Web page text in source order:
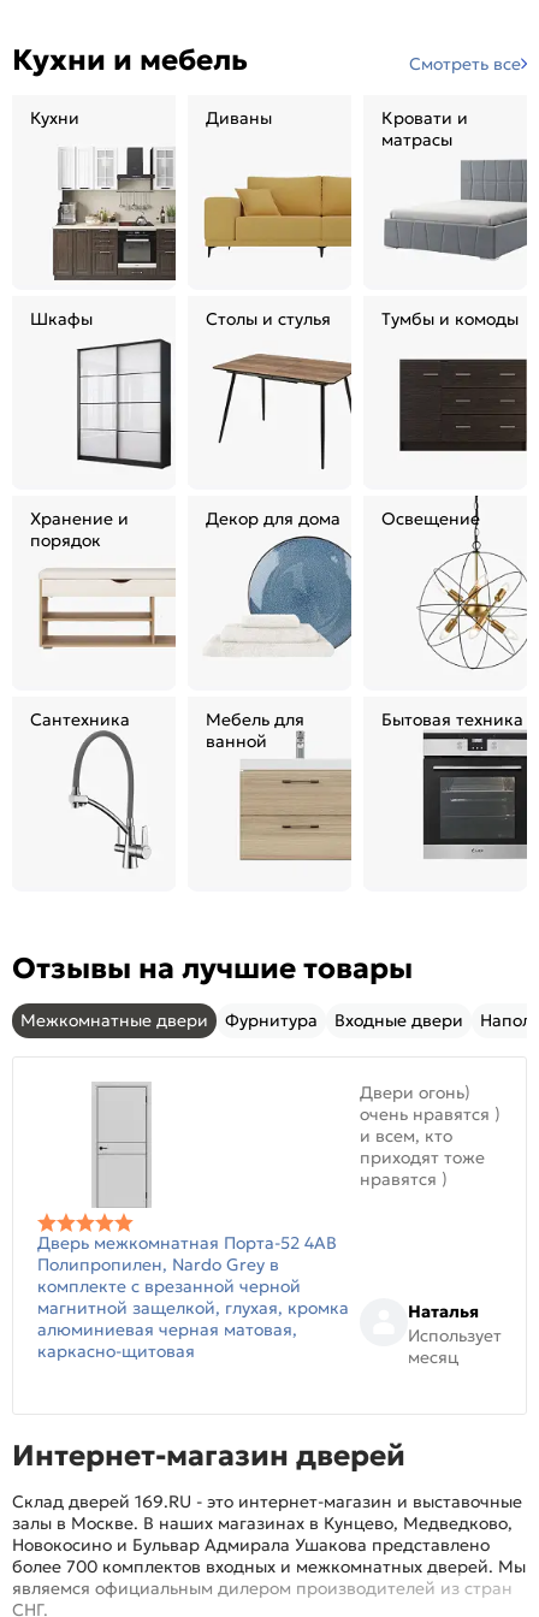
Кухни и мебель Смотреть все
Кухни Диваны
Кровати и
матрасы
Шкафы Столы и стулья Тумбы и комоды
Хранение и
порядок
Декор для дома Освещение
Сантехника
Мебель для
ванной
Бытовая техника
Отзывы на лучшие товары
Межкомнатные двери Фурнитура Входные двери
Дверь межкомнатная Порта-52 4AB
Полипропилен, Nardo Grey в
комплекте с врезанной черной
магнитной защелкой, глухая, кромка
алюминиевая черная матовая,
каркасно-щитовая
Двери огонь)
очень нравятся )
и всем, кто
приходят тоже
нравятся )
Наталья
Использует
месяц
Интернет-магазин дверей
Склад дверей 169.RU - это интернет-магазин и выставочные
залы в Москве. В наших магазинах в Кунцево, Медведково,
Новокосино и Бульвар Адмирала Ушакова представлено
более 700 комплектов входных и межкомнатных дверей. Мы
являемся официальным дилером производителей из стран
СНГ.